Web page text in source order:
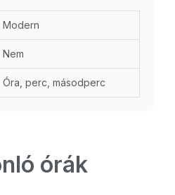
Modern
Nem
Óra, perc, másodperc
órák